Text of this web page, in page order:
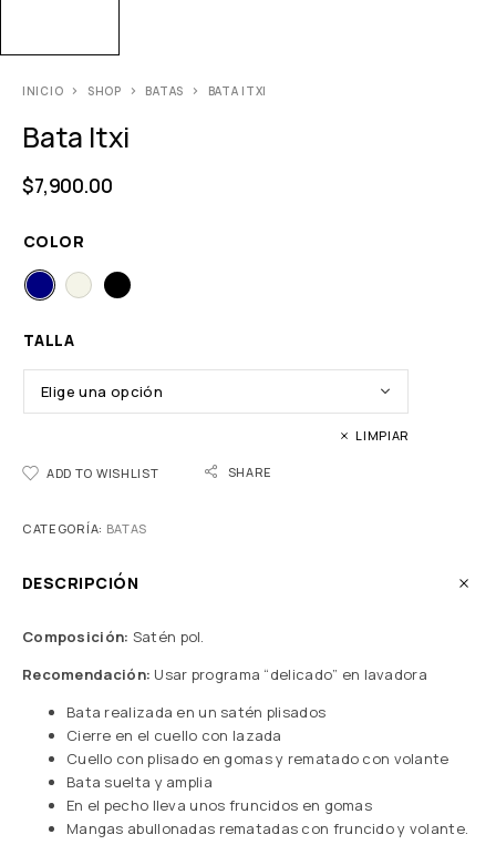
INICIO SHOP BATAS BATA ITXI
Bata Itxi
$7,900.00
COLOR
TALLA
LIMPIAR
ADD TO WISHLIST SHARE
CATEGORÍA: BATAS
DESCRIPCIÓN
Composición: Satén pol.
Recomendación: Usar programa “delicado” en lavadora
Bata realizada en un satén plisados
Cierre en el cuello con lazada
Cuello con plisado en gomas y rematado con volante
Bata suelta y amplia
En el pecho lleva unos fruncidos en gomas
Mangas abullonadas rematadas con fruncido y volante.